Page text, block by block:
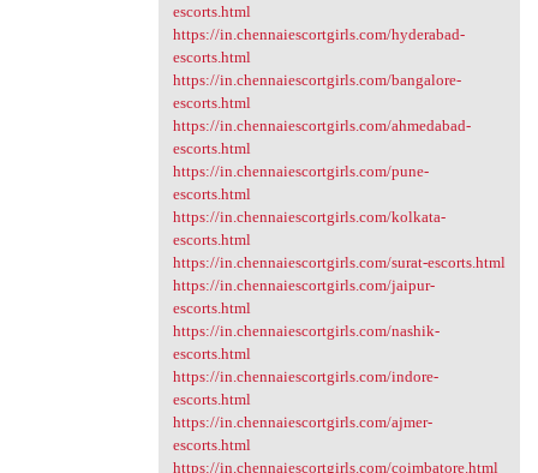
escorts.html
https://in.chennaiescortgirls.com/hyderabad-
escorts.html
https://in.chennaiescortgirls.com/bangalore-
escorts.html
https://in.chennaiescortgirls.com/ahmedabad-
escorts.html
https://in.chennaiescortgirls.com/pune-
escorts.html
https://in.chennaiescortgirls.com/kolkata-
escorts.html
https://in.chennaiescortgirls.com/surat-escorts.html
https://in.chennaiescortgirls.com/jaipur-
escorts.html
https://in.chennaiescortgirls.com/nashik-
escorts.html
https://in.chennaiescortgirls.com/indore-
escorts.html
https://in.chennaiescortgirls.com/ajmer-
escorts.html
https://in.chennaiescortgirls.com/coimbatore.html